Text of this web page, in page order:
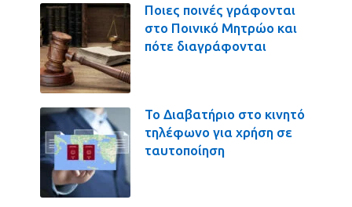
Ποιες ποινές γράφονται
στο Ποινικό Μητρώο και
πότε διαγράφονται
Το Διαβατήριο στο κινητό
τηλέφωνο για χρήση σε
ταυτοποίηση